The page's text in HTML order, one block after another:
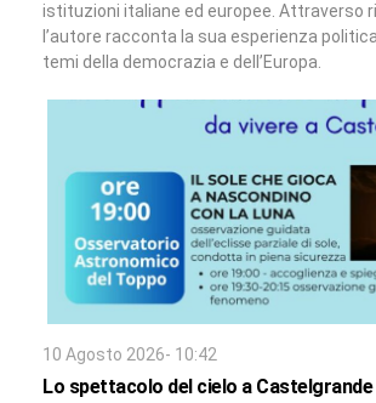
istituzioni italiane ed europee. Attraverso
l’autore racconta la sua esperienza
temi della democrazia e dell’Europa.
10 Agosto 2026- 10:42
Lo spettacolo del cielo a Castelgrande